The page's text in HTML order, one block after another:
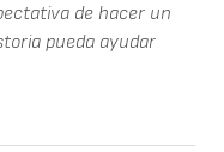
de hacer un
pueda ayudar